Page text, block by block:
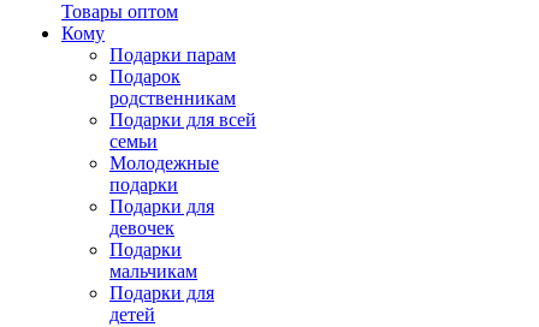
Товары оптом
Кому
Подарки парам
Подарок
родственникам
Подарки для всей
семьи
Молодежные
подарки
Подарки для
девочек
Подарки
мальчикам
Подарки для
детей